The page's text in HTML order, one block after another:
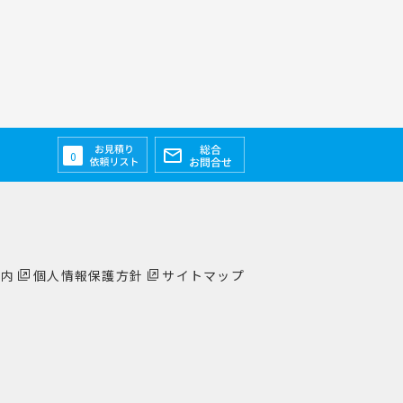
0
内 個人情報保護方針 サイトマップ